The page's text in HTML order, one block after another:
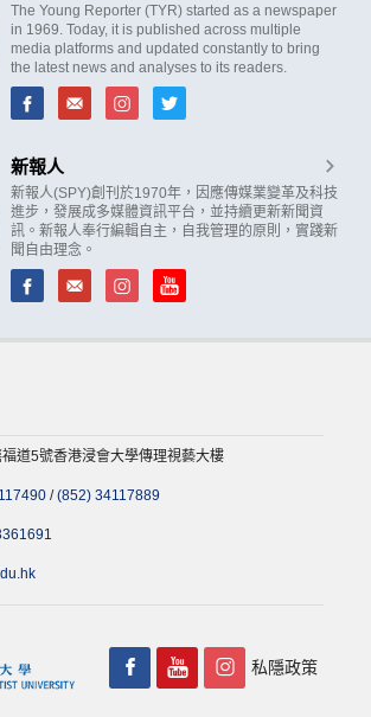
The Young Reporter (TYR) started as a newspaper
in 1969. Today, it is published across multiple
media platforms and updated constantly to bring
the latest news and analyses to its readers.
新報人
新報人(SPY)創刊於1970年，因應傳媒業變革及科技
進步，發展成多媒體資訊平台，並持續更新新聞資
訊。新報人奉行編輯自主，自我管理的原則，實踐新
聞自由理念。
道5號香港浸會大學傳理視藝大樓
/(852) 34117889
私隱政策